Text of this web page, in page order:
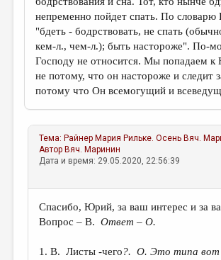
непременно пойдет спать. По словарю
"бдеть - бодрствовать, не спать
кем-л., чем-л.); быть настороже". По-
Господу не относится. Мы попадаем к
не потому, что он настороже и следит
потому что Он всемогущий и
Тема: Райнер Мария Рильке. Осень Вяч.
Автор Вяч. Маринин
Дата и время: 29.05.2020, 22:56:39
Спасибо, Юрий, за ваш интерес и за
Вопрос – В.Ответ – О.
1. В. Листы -чего?. О. Это типа вот